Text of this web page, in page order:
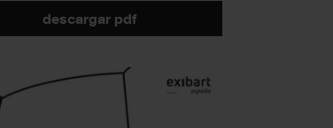
descargar pdf